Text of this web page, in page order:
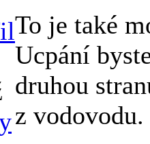
To je také
Ucpání
druhou
z vodovodu.